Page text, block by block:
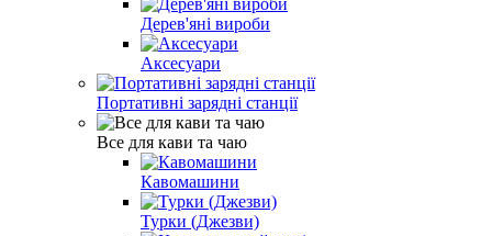
Дерев'яні вироби
Аксесуари
Портативні зарядні станції
Все для кави та чаю
Кавомашини
Турки (Джезви)